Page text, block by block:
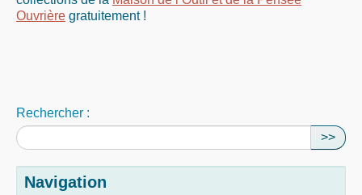
Ouvrière gratuitement !
Rechercher :
>>
Navigation